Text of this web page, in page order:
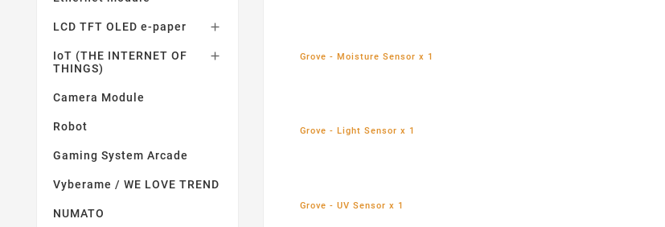
LCD TFT OLED e-paper 
IoT (THE INTERNET OF
THINGS)

Camera Module
Robot
Gaming System Arcade
Vyberame / WE LOVE TREND
NUMATO
Grove - Moisture Sensor x 1
Grove - Light Sensor x 1
Grove - UV Sensor x 1